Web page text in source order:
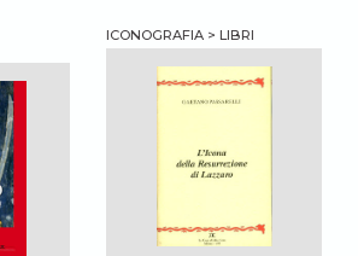
ICONOGRAFIA > LIBRI